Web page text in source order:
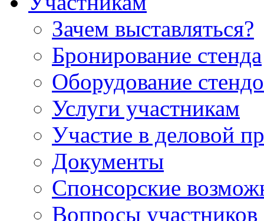
Зачем выставляться?
Бронирование стенда
Оборудование
Услуги участникам
Участие в деловой
Документы
Спонсорские
Вопросы участников